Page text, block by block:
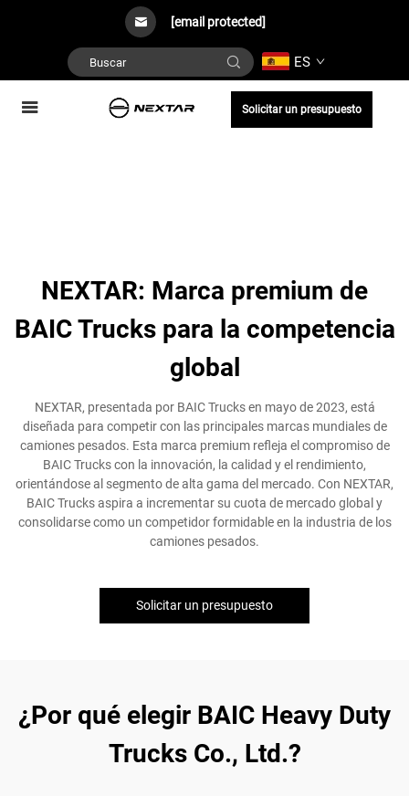
[email protected]
ES
Solicitar un presupuesto
NEXTAR: Marca premium de
BAIC Trucks para la competencia
global
NEXTAR, presentada por BAIC Trucks en mayo de 2023, está
diseñada para competir con las principales marcas mundiales de
camiones pesados. Esta marca premium refleja el compromiso de
BAIC Trucks con la innovación, la calidad y el rendimiento,
orientándose al segmento de alta gama del mercado. Con NEXTAR,
BAIC Trucks aspira a incrementar su cuota de mercado global y
consolidarse como un competidor formidable en la industria de los
camiones pesados.
Solicitar un presupuesto
¿Por qué elegir BAIC Heavy Duty
Trucks Co., Ltd.?